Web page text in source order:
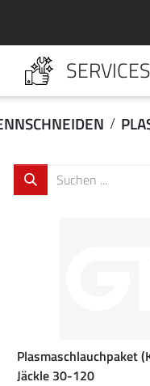
SERVICES
Plasmaschlauchpaket
Jäckle 30-120